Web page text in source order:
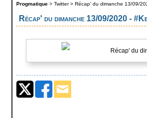
Progmatique > Twitter> Récap' du dimanche 13/09/
Récap' du dimanche 13/09/2020 -
Récap' du